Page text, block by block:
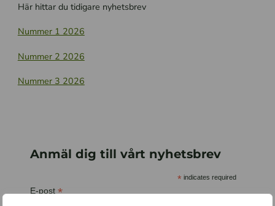
Här hittar du tidigare nyhetsbrev
Nummer 1 2026
Nummer 2 2026
Nummer 3 2026
Anmäl dig till vårt nyhetsbrev
* indicates required
E-post *